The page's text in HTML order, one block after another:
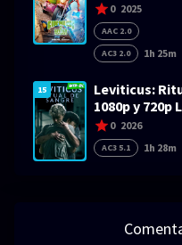
0 2025
AAC 2.0
AC3 2.0
1h 25m
15
Leviticus:
1080p y 720p
0 2026
AC3 5.1 1h 28m